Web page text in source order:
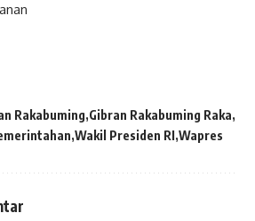
Rakabuming Gibran Rakabuming Raka
Wakil Presiden RI Wapres